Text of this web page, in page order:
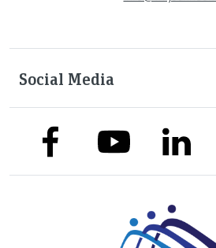
Social Media
link to facebooklink to youtubelink